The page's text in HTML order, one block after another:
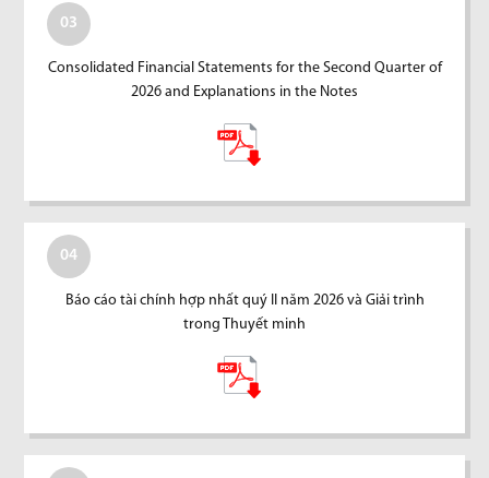
03
Consolidated Financial Statements for the Second Quarter of
2026 and Explanations in the Notes
04
Báo cáo tài chính hợp nhất quý II năm 2026 và Giải trình
trong Thuyết minh